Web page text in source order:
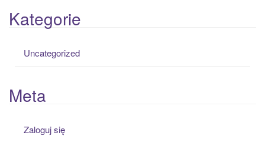
Kategorie
Uncategorized
Meta
Zaloguj się